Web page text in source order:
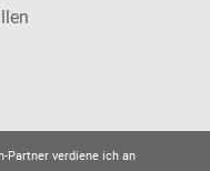
Partner verdiene ich an